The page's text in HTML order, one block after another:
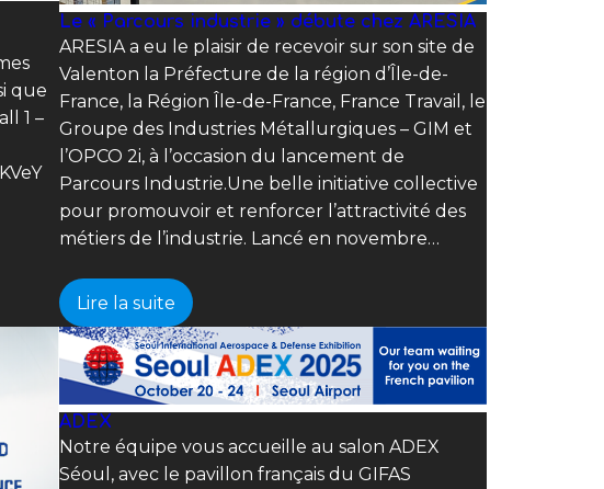
que
1 –
Le « Parcours industrie » débute chez ARESIA
ARESIA a eu le plaisir de recevoir sur son site de
Valenton la Préfecture de la région d’Île-de-
France, la Région Île-de-France, France Travail, le
Groupe des Industries Métallurgiques – GIM et
l’OPCO 2i, à l’occasion du lancement de
Parcours Industrie.Une belle initiative collective
pour promouvoir et renforcer l’attractivité des
métiers de l’industrie. Lancé en novembre…
Lire la suite
ADEX
Notre équipe vous accueille au salon ADEX
Séoul, avec le pavillon français du GIFAS